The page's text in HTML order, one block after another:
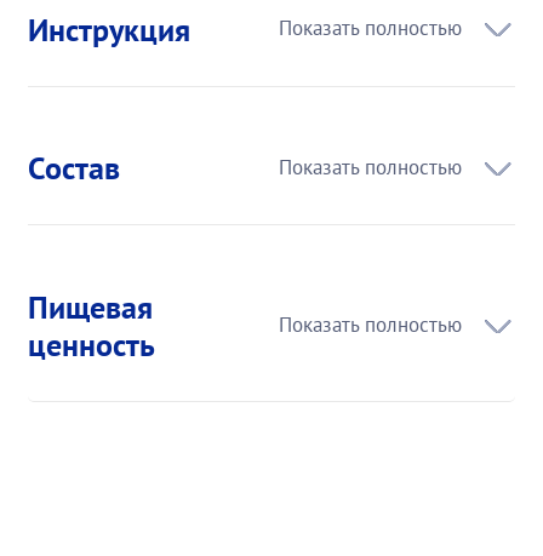
Инструкция
Состав
Пищевая
ценность